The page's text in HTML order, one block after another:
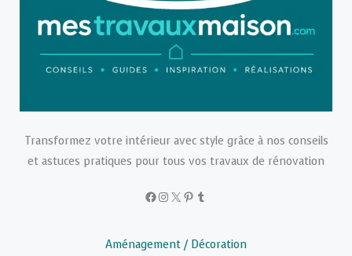
Transformez votre intérieur avec style grâce à nos conseils
et astuces pratiques pour tous vos travaux de rénovation
Facebook
Instagram
X Pinterest
Tumblr
Aménagement / Décoration